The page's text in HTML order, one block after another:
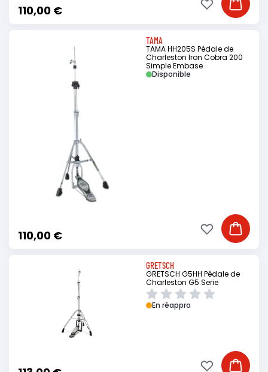
110,00 € Ajouter
Ajouter à ma
TAMA
TAMA HH205S Pédale de
Charleston Iron Cobra 200
Simple Embase
110,00 €
Disponible
Ajouter
Ajouter à ma
GRETSCH
GRETSCH G5HH Pédale de
Charleston G5 Serie
En réappro